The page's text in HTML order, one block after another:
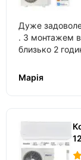
Дуже
. З монтажем в даній фірмі , встановлення зайняло
близько 2 годин , також допомогли
Марія